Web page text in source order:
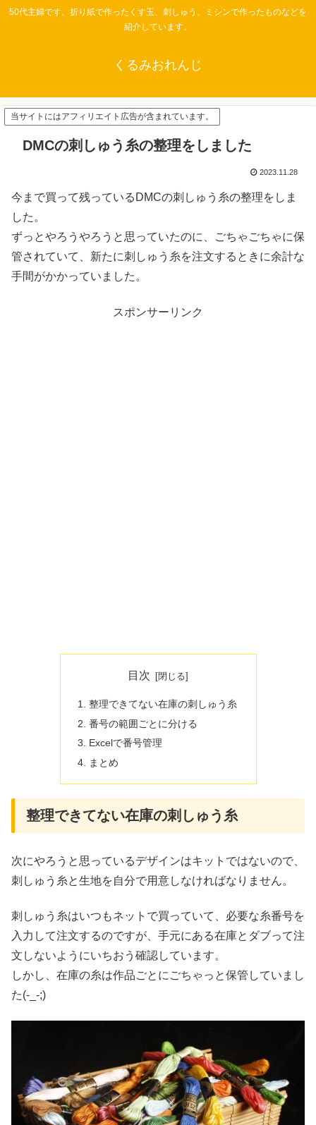
50代主婦です。折り紙で作ったくす玉、刺しゅう、ミシンで作ったものなどを
紹介しています。
くるみおれんじ
当サイトにはアフィリエイト広告が含まれています。
DMCの刺しゅう糸の整理をしました
2023.11.28
今まで買って残っているDMCの刺しゅう糸の整理をしま
した。
ずっとやろうやろうと思っていたのに、ごちゃごちゃに保
管されていて、新たに刺しゅう糸を注文するときに余計な
手間がかかっていました。
スポンサーリンク
目次
整理できてない在庫の刺しゅう糸
番号の範囲ごとに分ける
Excelで番号管理
まとめ
整理できてない在庫の刺しゅう糸
次にやろうと思っているデザインはキットではないので、
刺しゅう糸と生地を自分で用意しなければなりません。
刺しゅう糸はいつもネットで買っていて、必要な糸番号を
入力して注文するのですが、手元にある在庫とダブって注
文しないようにいちおう確認しています。
しかし、在庫の糸は作品ごとにごちゃっと保管していまし
た(-_-;)